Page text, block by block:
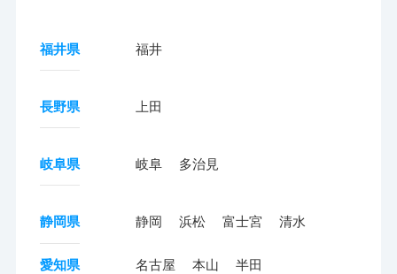
福井県 福井
長野県 上田
岐阜県 岐阜 多治見
静岡県 静岡 浜松 富士宮 清水
愛知県 名古屋 本山 半田